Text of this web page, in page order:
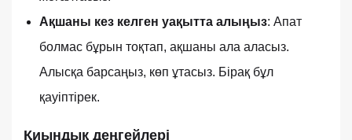
Ақшаны кез келген уақытта алыңыз: Апат
болмас бұрын тоқтап, ақшаны ала аласыз.
Алысқа барсаңыз, көп ұтасыз. Бірақ бұл
қауіптірек.
Қиындық деңгейлері